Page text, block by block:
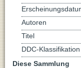
Autoren
Titel
DDC-Klassifikation
Diese Sammlung